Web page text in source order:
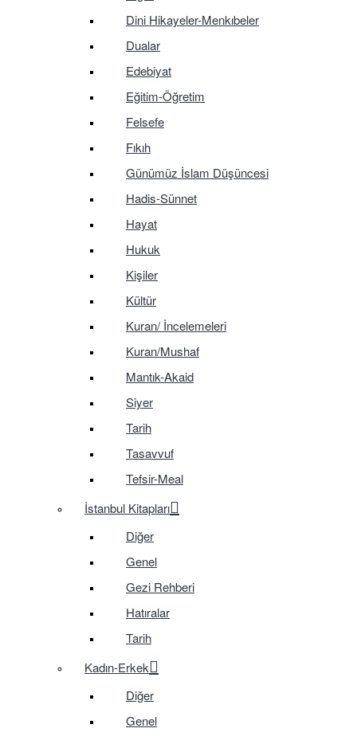
Dini Hikayeler-Menkıbeler
Dualar
Edebiyat
Eğitim-Öğretim
Felsefe
Fıkıh
Günümüz İslam Düşüncesi
Hadis-Sünnet
Hayat
Hukuk
Kişiler
Kültür
Kuran/ İncelemeleri
Kuran/Mushaf
Mantık-Akaid
Siyer
Tarih
Tasavvuf
Tefsir-Meal
İstanbul Kitapları
Diğer
Genel
Gezi Rehberi
Hatıralar
Tarih
Kadın-Erkek
Diğer
Genel